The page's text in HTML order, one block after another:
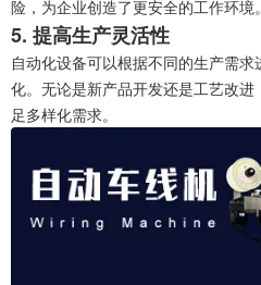
险，为企业创造了更安全的工作环境。
5. 提高生产灵活性
自动化设备可以根据不同的生产需
化。无论是新产品开发还是工艺改
足多样化需求。